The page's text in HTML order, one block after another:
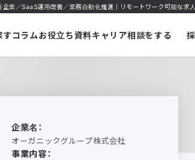
企業／SaaS運用改善／業務自動化推進｜リモートワーク可能な求
すコラムお役立ち資料キャリア相談をする
企業名：
オーガニックグループ株式会社
事業内容：